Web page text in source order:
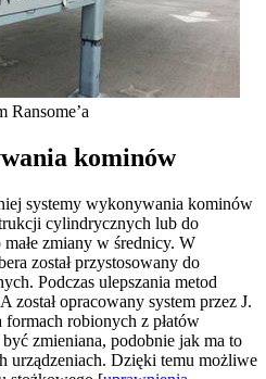
Ransome’a
kominów
systemy wykonywania kominów
cylindrycznych lub do
zmiany w średnicy. W
został przystosowany do
Podczas ulepszania metod
opracowany system przez J.
formach robionych z płatów
zmieniana, podobnie jak ma to
urządzeniach. Dzięki temu możliwe